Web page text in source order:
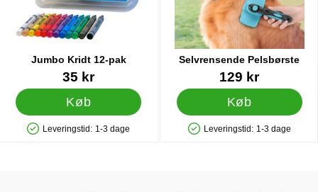
Jumbo Kridt 12-pak
Varenr 8705735 kr
Køb
Produkttilgængelighed: På lager
Leveringstid: 1-3 dage
Selvrensende Pelsbørste
Varenr 27390129 kr
Køb
Produkttilgængelighed: På lager
Leveringstid: 1-3 dage